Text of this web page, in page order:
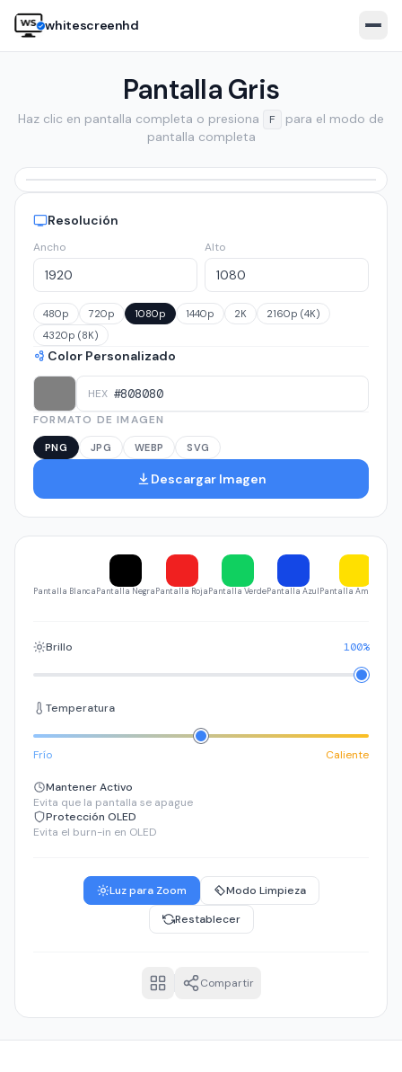
whitescreenhd
🇬🇧EN 🇧🇷PT 🇪🇸ES 🇹🇷TR 🇮🇹IT
Open white screen
Pantalla Gris
Haz clic en pantalla completa o presiona F
para el modo de
pantalla completa
Resolución
Ancho Alto
480p 720p 1080p 1440p 2K
2160p (4K)
4320p (8K)
Color Personalizado
HEX
FORMATO DE IMAGEN
PNG JPG WEBP SVG
Descargar Imagen
Pantalla BlancaPantalla NegraPantalla RojaPantalla VerdePantalla AzulPantalla Amarilla
Brillo 100%
Temperatura
Frío Caliente
Mantener Activo
Evita que la pantalla se apague
Protección OLED
Evita el burn-in en OLED
Luz para Zoom
Modo Limpieza
Restablecer
Compartir